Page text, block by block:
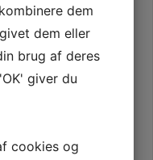
dem
dem eller
brug af deres
giver du
cookies og